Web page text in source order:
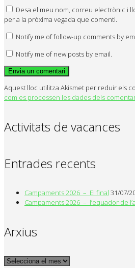
Desa el meu nom, correu electrònic i
per a la pròxima vegada que comenti.
Notify me of follow-up comments by
Notify me of new posts by email.
Aquest lloc utilitza Akismet per reduir els
com es processen les dades dels
Activitats de vacances
Entrades recents
Campaments 2026 – El final 31/07/
Campaments 2026 – l’equador de
Arxius
Arxius